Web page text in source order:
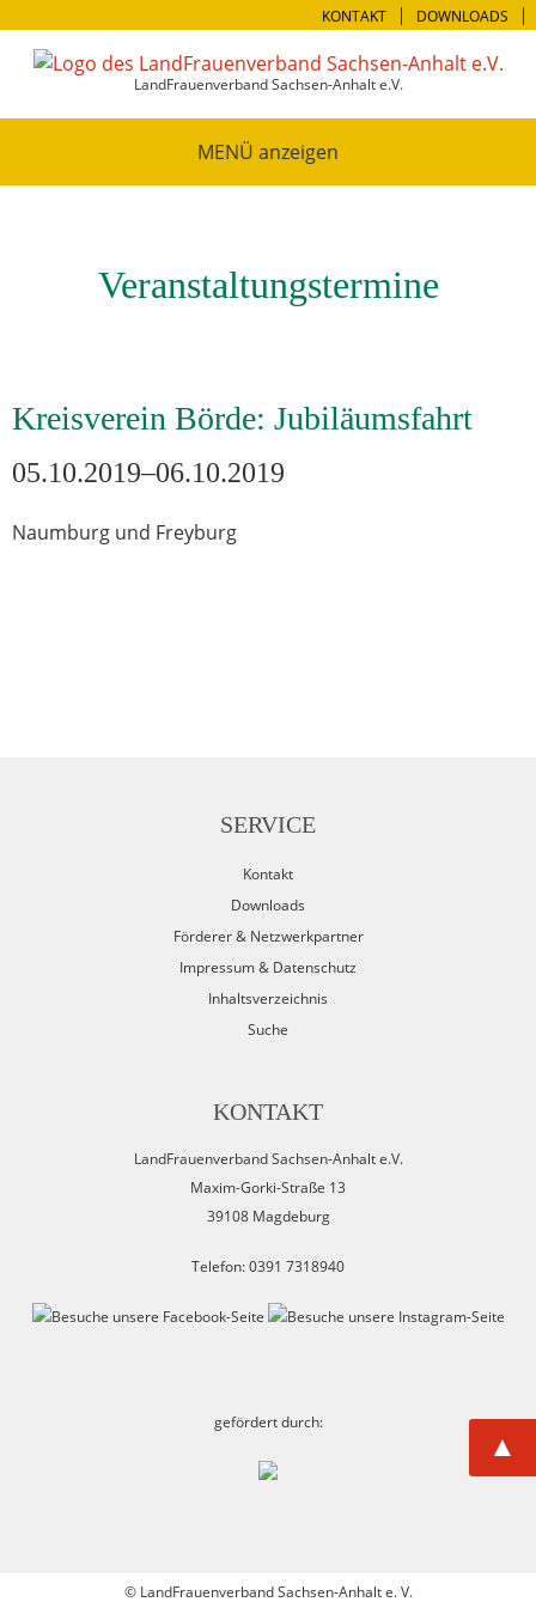
KONTAKT DOWNLOADS
LandFrauenverband Sachsen-Anhalt e.V.
MENÜ
Veranstaltungstermine
Kreisverein Börde: Jubiläumsfahrt
05.10.2019–06.10.2019
Naumburg und Freyburg
SERVICE
Kontakt
Downloads
Förderer & Netzwerkpartner
Impressum & Datenschutz
Inhaltsverzeichnis
Suche
KONTAKT
LandFrauenverband Sachsen-Anhalt e.V.
Maxim-Gorki-Straße 13
39108 Magdeburg
Telefon: 0391 7318940
gefördert durch:
▲
© LandFrauenverband Sachsen-Anhalt e. V.